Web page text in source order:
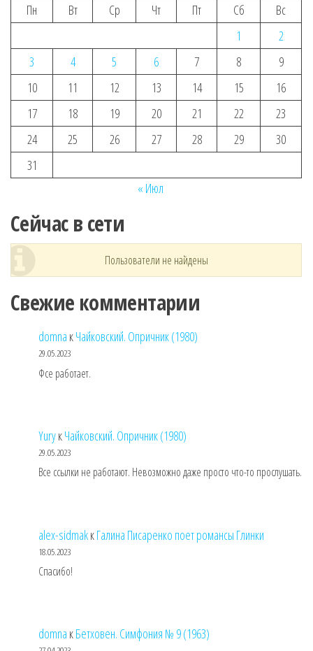
Пн
Вт Ср Чт Пт Сб
Вс
1
2
3
4 5 6 7 8
9
10
11 12 13 14 15
16
17
18 19 20 21 22
23
24
25 26 27 28 29
30
31
« Июл
Сейчас в сети
Пользователи не найдены
Свежие комментарии
domna кЧайковский. Опричник (1980)
29.05.2023
Фсе работает.
YuryкЧайковский. Опричник (1980)
29.05.2023
Все ссылки не работают. Невозможно даже просто что-то прослушать.
alex-sidmakкГалина Писаренко поет романсы Глинки
18.05.2023
Спасибо!
domna кБетховен. Симфония № 9 (1963)